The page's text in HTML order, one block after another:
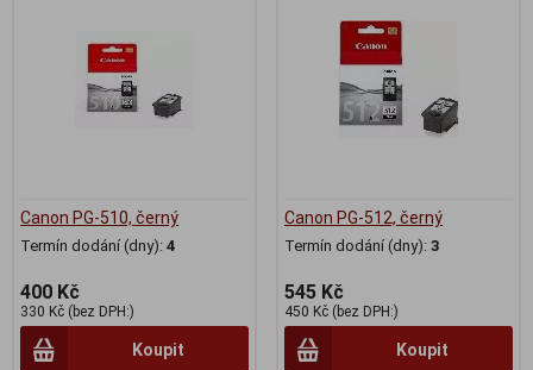
Canon PG-510, černý
Termín dodání (dny): 4
400 Kč
330 Kč (bez DPH:)
Koupit
Canon PG-512, černý
Termín dodání (dny): 3
545 Kč
450 Kč (bez DPH:)
Koupit